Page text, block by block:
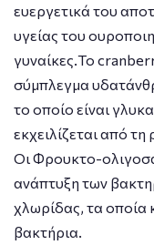
ευεργετικά του
υγείας του
γυναίκες.To
σύμπλεγμα
το οποίο είναι
εκχειλίζεται από τη
Οι Φρουκτο-
ανάπτυξη των
χλωρίδας, τα
βακτήρια.